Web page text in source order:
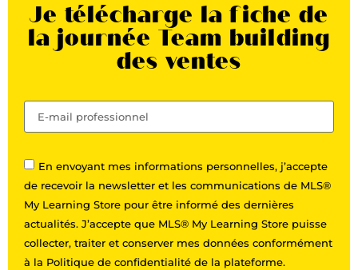
Je télécharge la fiche de
la journée Team building
des ventes
En envoyant mes informations personnelles, j’accepte
de recevoir la newsletter et les communications de MLS®
My Learning Store pour être informé des dernières
actualités. J’accepte que MLS® My Learning Store puisse
collecter, traiter et conserver mes données conformément
à la Politique de confidentialité de la plateforme.